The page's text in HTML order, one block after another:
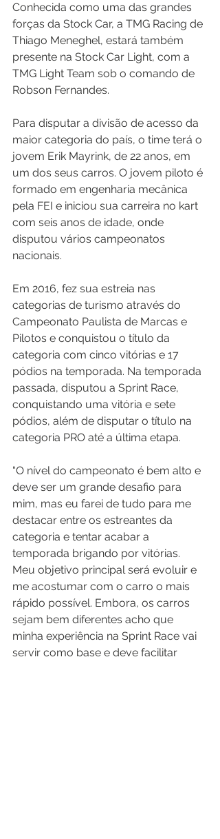
Conhecida como uma das grandes
forças da Stock Car, a TMG Racing de
Thiago Meneghel, estará também
presente na Stock Car Light, com a
TMG Light Team sob o comando de
Robson Fernandes.
Para disputar a divisão de acesso da
maior categoria do país, o time terá o
jovem Erik Mayrink, de 22 anos, em
um dos seus carros. O jovem piloto é
formado em engenharia mecânica
pela FEI e iniciou sua carreira no kart
com seis anos de idade, onde
disputou vários campeonatos
nacionais.
Em 2016, fez sua estreia nas
categorias de turismo através do
Campeonato Paulista de Marcas e
Pilotos e conquistou o título da
categoria com cinco vitórias e 17
pódios na temporada. Na temporada
passada, disputou a Sprint Race,
conquistando uma vitória e sete
pódios, além de disputar o título na
categoria PRO até a última etapa.
“O nível do campeonato é bem alto e
deve ser um grande desafio para
mim, mas eu farei de tudo para me
destacar entre os estreantes da
categoria e tentar acabar a
temporada brigando por vitórias.
Meu objetivo principal será evoluir e
me acostumar com o carro o mais
rápido possível. Embora, os carros
sejam bem diferentes acho que
minha experiência na Sprint Race vai
servir como base e deve facilitar